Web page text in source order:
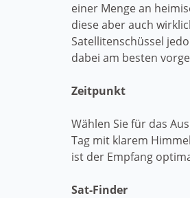
einer Menge an
diese aber auch
Satellitenschüssel
dabei am besten
Zeitpunkt
Wählen Sie für das
Tag mit klarem
ist der Empfang
Sat-Finder